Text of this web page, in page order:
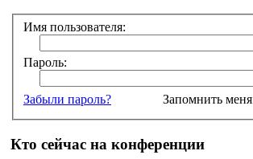
Имя пользователя:
Пароль:
Забыли пароль? Запомнить меня
Кто сейчас на конференции